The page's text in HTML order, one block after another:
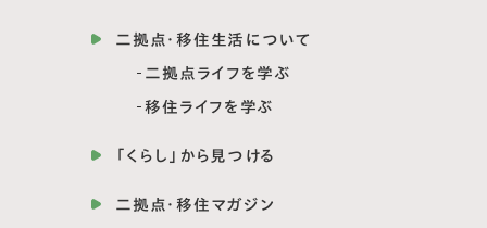
二拠点・移住生活について
二拠点ライフを学ぶ
移住ライフを学ぶ
「くらし」から見つける
二拠点・移住マガジン